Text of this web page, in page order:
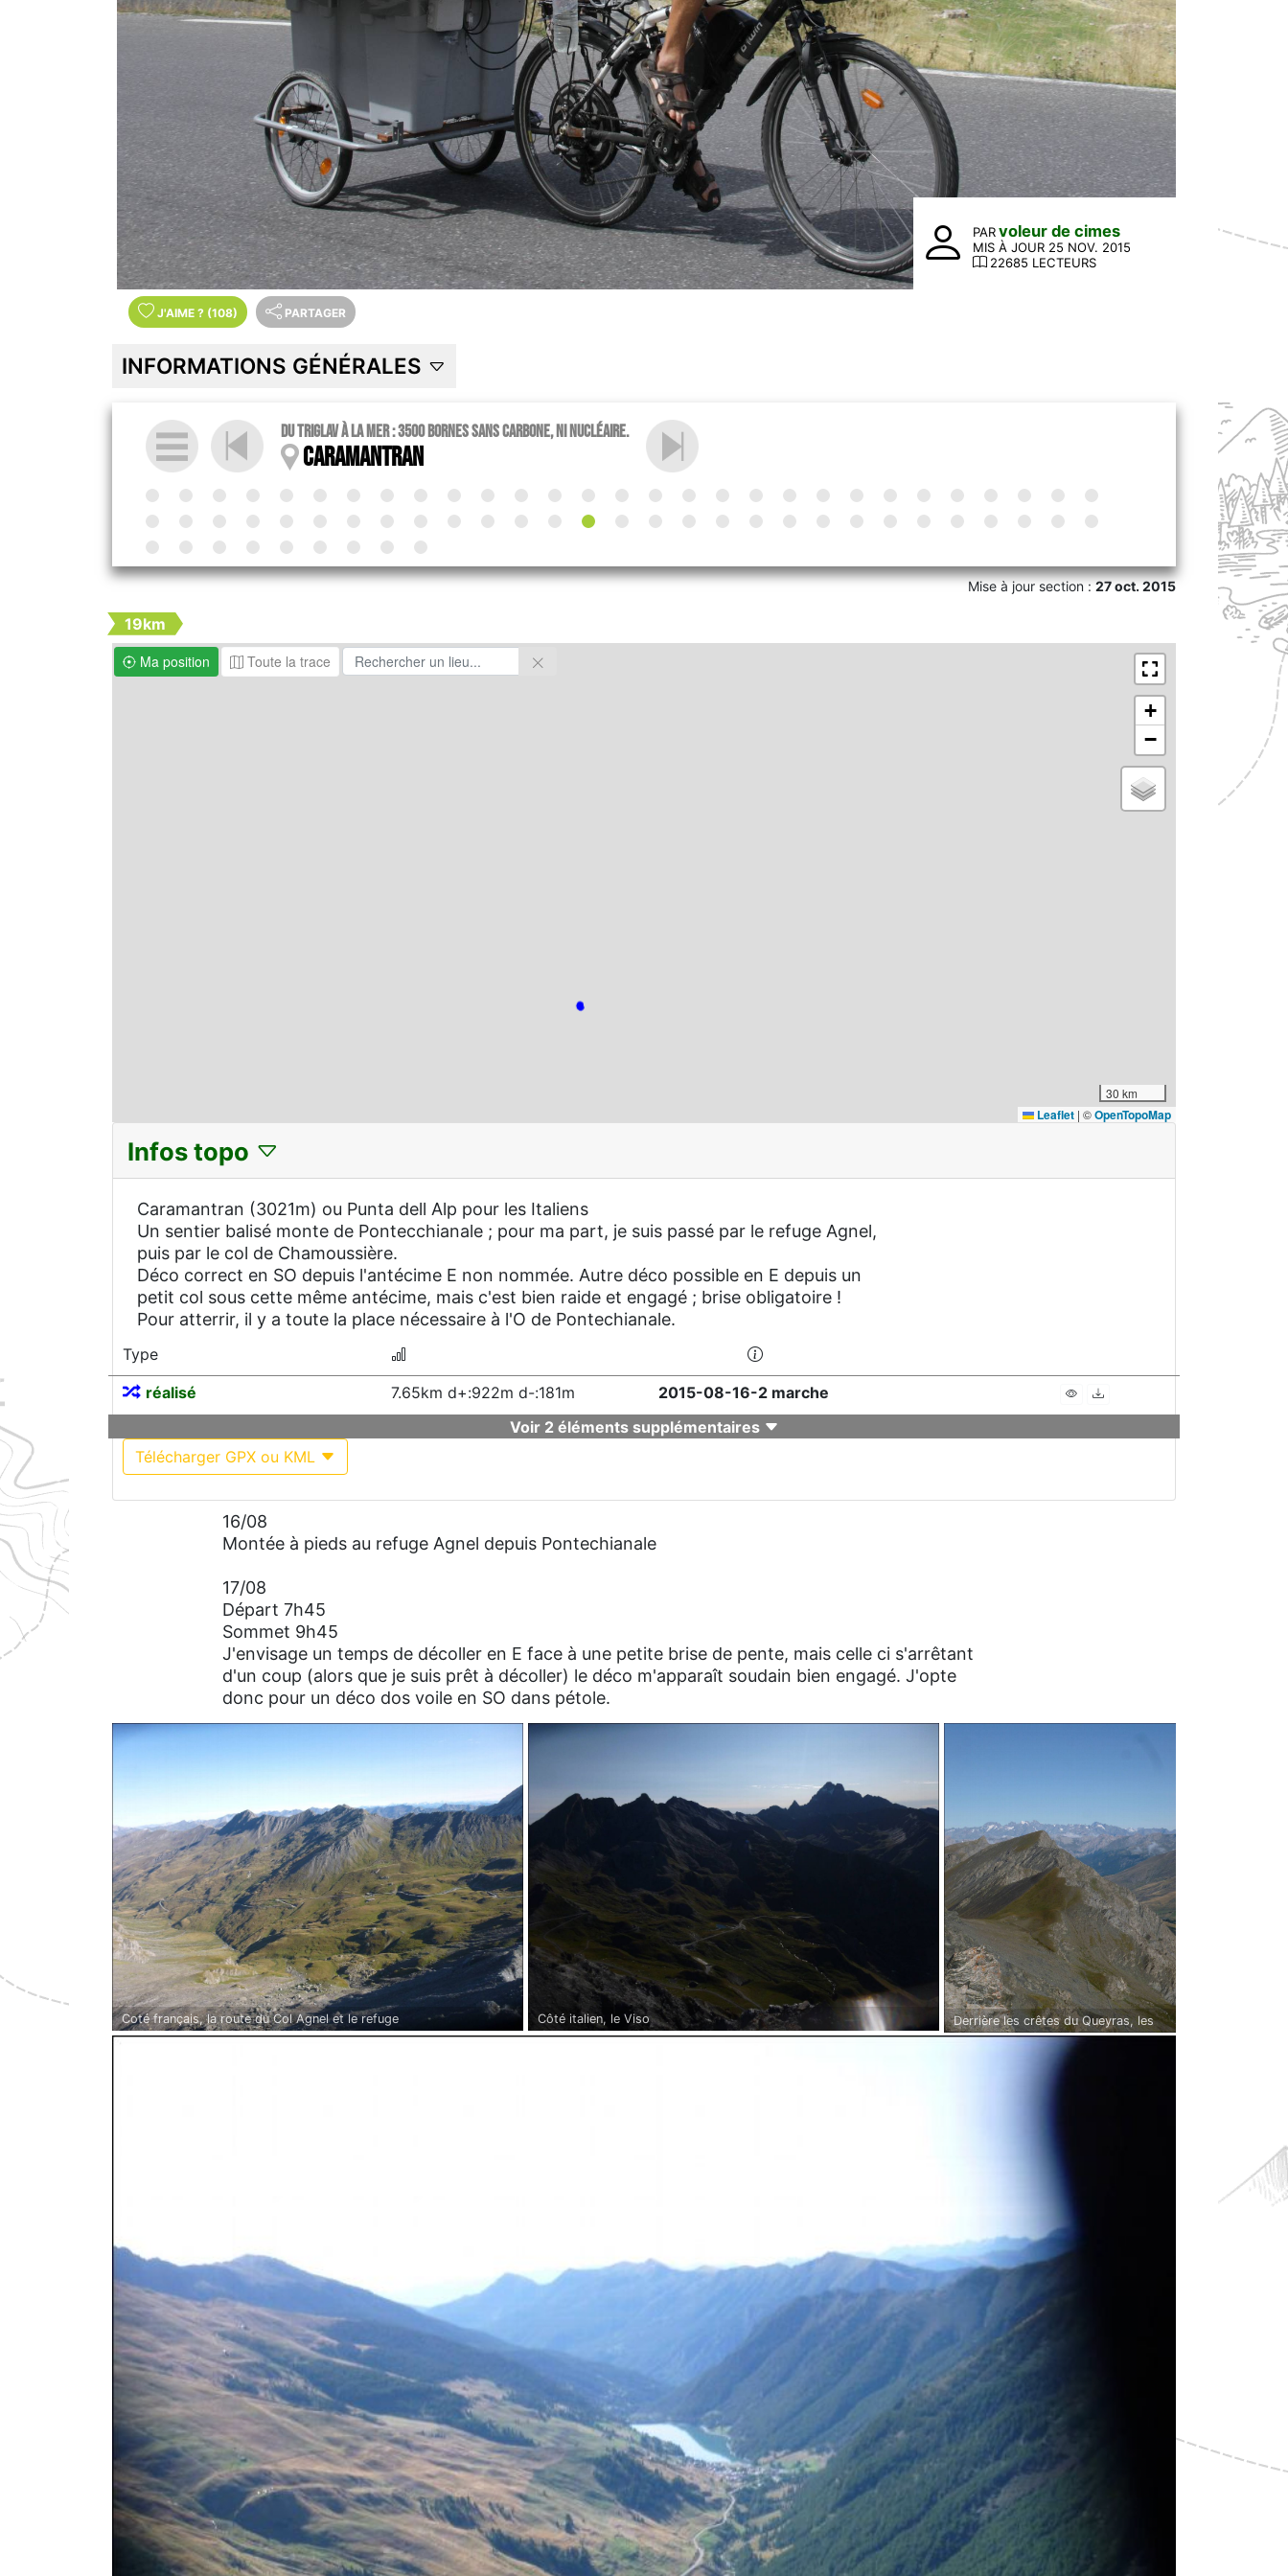
PAR voleur de cimes
MIS À JOUR 25 NOV. 2015
22685 LECTEURS
J'AIME ? (108) PARTAGER
INFORMATIONS GÉNÉRALES
Du Triglav à la mer : 3500 bornes sans carbone, ni nucléaire.
Caramantran
Mise à jour section :27 oct. 2015
19km
Ma position
Toute la trace
+
−
30 km
Leaflet | ©OpenTopoMap
Infos topo
Caramantran (3021m) ou Punta dell Alp pour les Italiens
Un sentier balisé monte de Pontecchianale ; pour ma part, je suis passé par le refuge Agnel,
puis par le col de Chamoussière.
Déco correct en SO depuis l'antécime E non nommée. Autre déco possible en E depuis un
petit col sous cette même antécime, mais c'est bien raide et engagé ; brise obligatoire !
Pour atterrir, il y a toute la place nécessaire à l'O de Pontechianale.
Type
réalisé
7.65km d+:922m d-:181m
2015-08-16-2 marche
Voir 2 éléments supplémentaires
Télécharger GPX ou KML
16/08
Montée à pieds au refuge Agnel depuis Pontechianale
17/08
Départ 7h45
Sommet 9h45
J'envisage un temps de décoller en E face à une petite brise de pente, mais celle ci s'arrêtant
d'un coup (alors que je suis prêt à décoller) le déco m'apparaît soudain bien engagé. J'opte
donc pour un déco dos voile en SO dans pétole.
Coté français, la route du Col Agnel et le refuge Côté italien, le Viso
Derrière les crêtes du Queyras, les
sommets des Ecrins